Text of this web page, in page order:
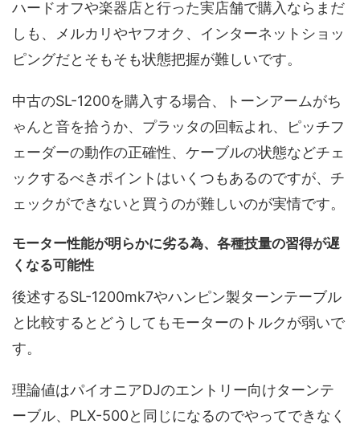
ハードオフや楽器店と行った実店舗で購入ならまだ
しも、メルカリやヤフオク、インターネットショッ
ピングだとそもそも状態把握が難しいです。
中古のSL-1200を購入する場合、トーンアームがち
ゃんと音を拾うか、プラッタの回転よれ、ピッチフ
ェーダーの動作の正確性、ケーブルの状態などチェ
ックするべきポイントはいくつもあるのですが、チ
ェックができないと買うのが難しいのが実情です。
モーター性能が明らかに劣る為、各種技量の習得が遅
くなる可能性
後述するSL-1200mk7やハンピン製ターンテーブル
と比較するとどうしてもモーターのトルクが弱いで
す。
理論値はパイオニアDJのエントリー向けターンテ
ーブル、PLX-500と同じになるのでやってできなく